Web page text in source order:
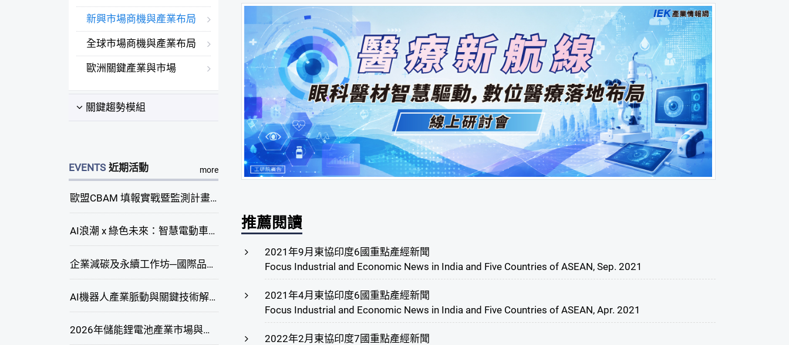
新興市場商機與產業布局
全球市場商機與產業布局
歐洲關鍵產業與市場
關鍵趨勢模組
EVENTS 近期活動 more
歐盟CBAM 填報實戰暨監測計畫說明會(臺中場)
AI浪潮 x 綠色未來：智慧電動車新商機研討會
企業減碳及永續工作坊─國際品牌綠色供應鏈永續管理與實務演練(臺中場)
AI機器人產業脈動與關鍵技術解析研討會
2026年儲能鋰電池產業市場與技術發展線上研討會
推薦閱讀
2021年9月東協印度6國重點產經新聞
Focus Industrial and Economic News in India and Five Countries of ASEAN, Sep. 2021
2021年4月東協印度6國重點產經新聞
Focus Industrial and Economic News in India and Five Countries of ASEAN, Apr. 2021
2022年2月東協印度7國重點產經新聞